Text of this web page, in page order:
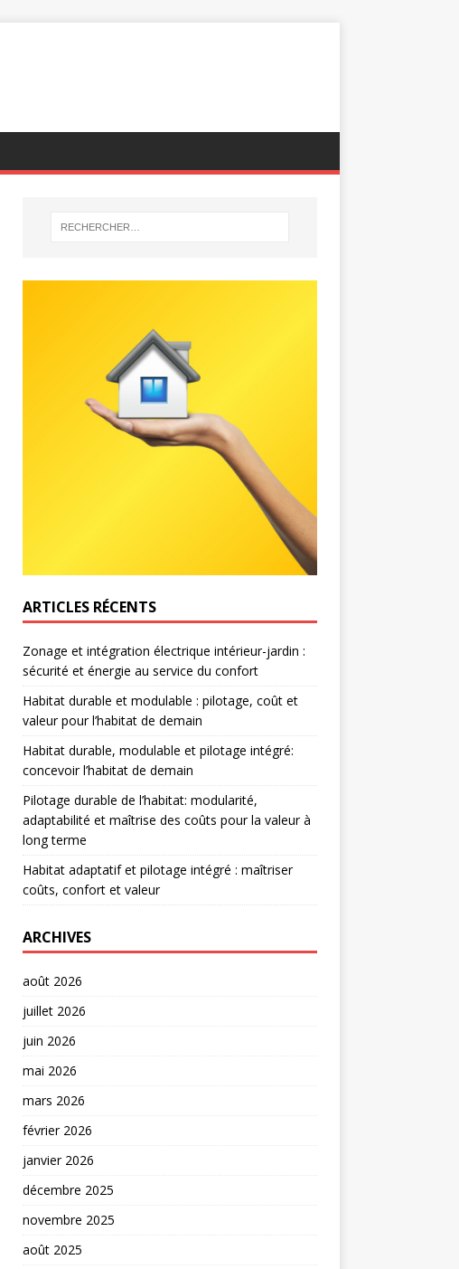
ARTICLES RÉCENTS
Zonage et intégration électrique intérieur-jardin :
sécurité et énergie au service du confort
Habitat durable et modulable : pilotage, coût et
valeur pour l’habitat de demain
Habitat durable, modulable et pilotage intégré:
concevoir l’habitat de demain
Pilotage durable de l’habitat: modularité,
adaptabilité et maîtrise des coûts pour la valeur à
long terme
Habitat adaptatif et pilotage intégré : maîtriser
coûts, confort et valeur
ARCHIVES
août 2026
juillet 2026
juin 2026
mai 2026
mars 2026
février 2026
janvier 2026
décembre 2025
novembre 2025
août 2025